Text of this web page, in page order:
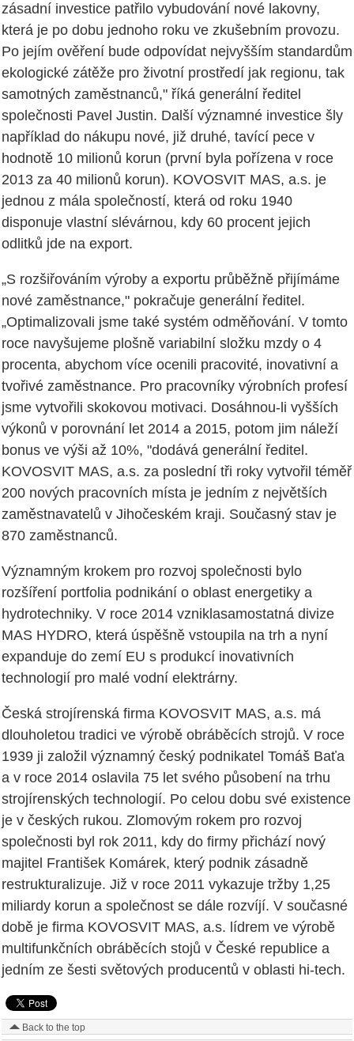
zásadní investice patřilo vybudování nové lakovny,
která je po dobu jednoho roku ve zkušebním provozu.
Po jejím ověření bude odpovídat nejvyšším standardům
ekologické zátěže pro životní prostředí jak regionu, tak
samotných zaměstnanců," říká generální ředitel
společnosti Pavel Justin. Další významné investice šly
například do nákupu nové, již druhé, tavící pece v
hodnotě 10 milionů korun (první byla pořízena v roce
2013 za 40 milionů korun). KOVOSVIT MAS, a.s. je
jednou z mála společností, která od roku 1940
disponuje vlastní slévárnou, kdy 60 procent jejich
odlitků jde na export.
„S rozšiřováním výroby a exportu průběžně přijímáme
nové zaměstnance," pokračuje generální ředitel.
„Optimalizovali jsme také systém odměňování. V tomto
roce navyšujeme plošně variabilní složku mzdy o 4
procenta, abychom více ocenili pracovité, inovativní a
tvořivé zaměstnance. Pro pracovníky výrobních profesí
jsme vytvořili skokovou motivaci. Dosáhnou-li vyšších
výkonů v porovnání let 2014 a 2015, potom jim náleží
bonus ve výši až 10%, "dodává generální ředitel.
KOVOSVIT MAS, a.s. za poslední tři roky vytvořil téměř
200 nových pracovních místa je jedním z největších
zaměstnavatelů v Jihočeském kraji. Současný stav je
870 zaměstnanců.
Významným krokem pro rozvoj společnosti bylo
rozšíření portfolia podnikání o oblast energetiky a
hydrotechniky. V roce 2014 vzniklasamostatná divize
MAS HYDRO, která úspěšně vstoupila na trh a nyní
expanduje do zemí EU s produkcí inovativních
technologií pro malé vodní elektrárny.
Česká strojírenská firma KOVOSVIT MAS, a.s. má
dlouholetou tradici ve výrobě obráběcích strojů. V roce
1939 ji založil významný český podnikatel Tomáš Baťa
a v roce 2014 oslavila 75 let svého působení na trhu
strojírenských technologií. Po celou dobu své existence
je v českých rukou. Zlomovým rokem pro rozvoj
společnosti byl rok 2011, kdy do firmy přichází nový
majitel František Komárek, který podnik zásadně
restrukturalizuje. Již v roce 2011 vykazuje tržby 1,25
miliardy korun a společnost se dále rozvíjí. V současné
době je firma KOVOSVIT MAS, a.s. lídrem ve výrobě
multifunkčních obráběcích stojů v České republice a
jedním ze šesti světových producentů v oblasti hi-tech.
Back to the top